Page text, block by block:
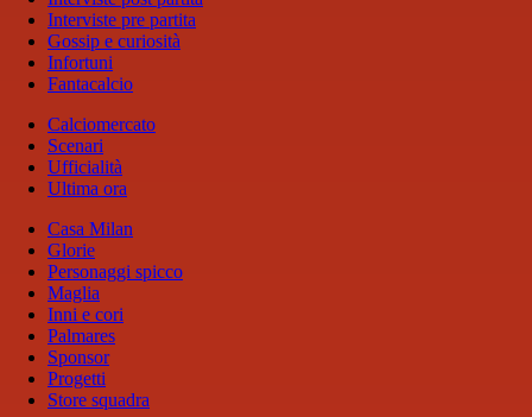
Interviste pre partita
Gossip e curiosità
Infortuni
Fantacalcio
Calciomercato
Scenari
Ufficialità
Ultima ora
Casa Milan
Glorie
Personaggi spicco
Maglia
Inni e cori
Palmares
Sponsor
Progetti
Store squadra